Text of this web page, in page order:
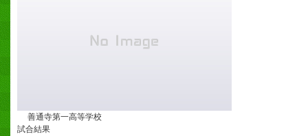
善通寺第一高等学校
試合結果